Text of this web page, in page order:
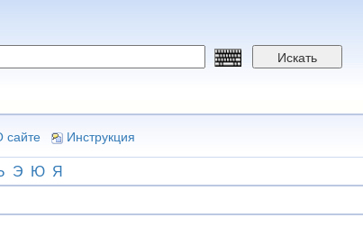
Искать
сайте Инструкция
Э Ю Я